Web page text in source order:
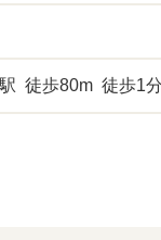
徒歩80m 徒歩1分